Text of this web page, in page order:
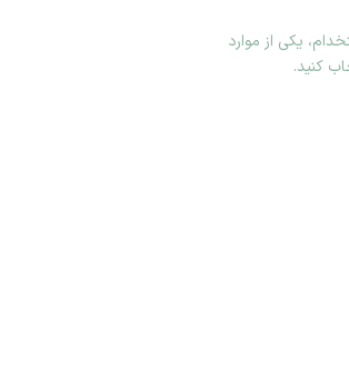
یکی از موارد
کنید.